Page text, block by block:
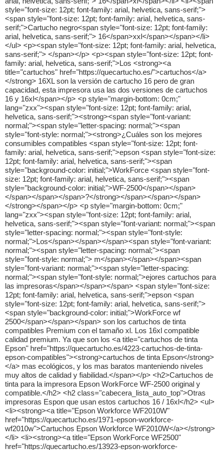
style="font-size: 12pt; font-family: arial, helvetica, sans-serif;">
<span style="font-size: 12pt; font-family: arial, helvetica, sans-
serif;">Cartucho negro<span style="font-size: 12pt; font-family:
arial, helvetica, sans-serif;"> 16</span>xxl</span></span></li>
</ul> <p><span style="font-size: 12pt; font-family: arial, helvetica,
sans-serif;"> </span></p> <p><span style="font-size: 12pt; font-
family: arial, helvetica, sans-serif;">Los <strong><a
title="cartuchos" href="https://quecartucho.es/">cartuchos</a>
</strong> 16XL son la versión de cartucho 16 pero de gran
capacidad, esta impresora usa las dos versiones de cartuchos
16 y 16xl</span></p> <p style="margin-bottom: 0cm;"
lang="zxx"><span style="font-size: 12pt; font-family: arial,
helvetica, sans-serif;"><strong><span style="font-variant:
normal;"><span style="letter-spacing: normal;"><span
style="font-style: normal;"><strong>¿Cuáles son los mejores
consumibles compatibles <span style="font-size: 12pt; font-
family: arial, helvetica, sans-serif;">epson <span style="font-size:
12pt; font-family: arial, helvetica, sans-serif;"><span
style="background-color: initial;">WorkForce <span style="font-
size: 12pt; font-family: arial, helvetica, sans-serif;"><span
style="background-color: initial;">WF-2500</span></span>
</span></span></span>?</strong></span></span></span>
</strong></span></p> <p style="margin-bottom: 0cm;"
lang="zxx"><span style="font-size: 12pt; font-family: arial,
helvetica, sans-serif;"><span style="font-variant: normal;"><span
style="letter-spacing: normal;"><span style="font-style:
normal;">Los</span></span></span><span style="font-variant:
normal;"><span style="letter-spacing: normal;"><span
style="font-style: normal;"> m</span></span></span><span
style="font-variant: normal;"><span style="letter-spacing:
normal;"><span style="font-style: normal;">ejores cartuchos para
las impresoras</span></span></span> <span style="font-size:
12pt; font-family: arial, helvetica, sans-serif;">epson <span
style="font-size: 12pt; font-family: arial, helvetica, sans-serif;">
<span style="background-color: initial;">WorkForce wf
2500</span></span></span> son los cartuchos de tinta
compatibles Premium con el tamaño xl. Los 16xl compatible
calidad premium. Ya que son los <a title="cartuchos de tinta
Epson" href="https://quecartucho.es/4223-cartuchos-de-tinta-
epson-compatibles"><strong>cartuchos de tinta Epson</strong>
</a> mas ecológicos, y los mas baratos manteniendo niveles
muy altos de calidad y fiabilidad.</span></p> <h2>Cartuchos de
tinta para la impresora Epson WorkForce WF-2500 original y
compatible.</h2> <h2 class="cabecera_lista_auto_top">Otras
impresoras Espon que usan estos cartuchos 16 / 16xl</h2> <ul>
<li><strong><a title="Epson Workforce WF2010W"
href="https://quecartucho.es/1971-epson-workforce-
wf2010w">Cartuchos Epson Workforce WF2010W</a></strong>
</li> <li><strong><a title="Epson WorkForce WF2500"
href="https://quecartucho.es/13923-epson-workforce-